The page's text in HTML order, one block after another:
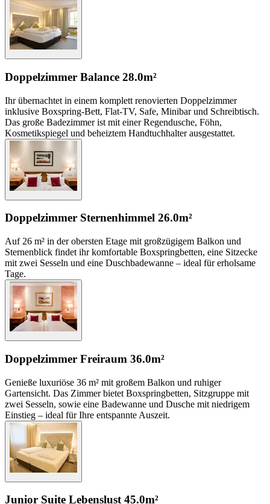
Doppelzimmer Balance 28.0m²
Ihr übernachtet in einem komplett renovierten Doppelzimmer
inklusive Boxspring-Bett, Flat-TV, Safe, Minibar und Schreibtisch.
Das große Badezimmer ist mit einer Regendusche, Föhn,
Kosmetikspiegel und beheiztem Handtuchhalter ausgestattet.
Doppelzimmer Sternenhimmel 26.0m²
Auf 26 m² in der obersten Etage mit großzügigem Balkon und
Sternenblick findet ihr komfortable Boxspringbetten, eine Sitzecke
mit zwei Sesseln und eine Duschbadewanne – ideal für erholsame
Tage.
Doppelzimmer Freiraum 36.0m²
Genieße luxuriöse 36 m² mit großem Balkon und ruhiger
Gartensicht. Das Zimmer bietet Boxspringbetten, Sitzgruppe mit
zwei Sesseln, sowie eine Badewanne und Dusche mit niedrigem
Einstieg – ideal für Ihre entspannte Auszeit.
Junior Suite Lebenslust45.0m²